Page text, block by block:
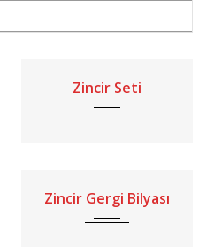
Zincir Seti
Zincir Gergi Bilyası